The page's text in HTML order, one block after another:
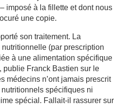
imposé à la fillette et dont nous
une copie.
son traitement. La
(par prescription
à une alimentation spécifique
publie Franck Bastien sur le
médecins n’ont jamais prescrit
spécifiques ni
spécial. Fallait-il rassurer sur